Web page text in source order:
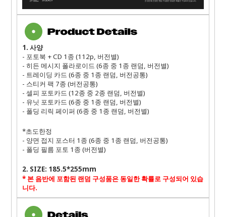
1. 사양
- 포토북 + CD 1종 (112p, 버전별)
- 히든 메시지 폴라로이드 (6종 중 1종 랜덤, 버전별)
- 트레이딩 카드 (6종 중 1종 랜덤, 버전공통)
- 스티커 팩 7종 (버전공통)
- 셀피 포토카드 (12종 중 2종 랜덤, 버전별)
- 유닛 포토카드 (6종 중 1종 랜덤, 버전별)
- 폴딩 리릭 페이퍼 (6종 중 1종 랜덤, 버전별)
*초도한정
- 양면 접지 포스터 1종 (6종 중 1종 랜덤, 버전공통)
- 폴딩 필름 포토 1종 (버전별)
2. SIZE: 185.5*255mm
* 본 음반에 포함된 랜덤 구성품은 동일한 확률로 구성되어 있습
니다.